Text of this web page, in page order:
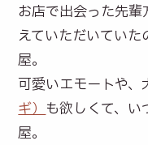
お店で出会った先輩
えていただいてい
屋。
可愛いエモートや
ギ）も欲しくて、い
屋。